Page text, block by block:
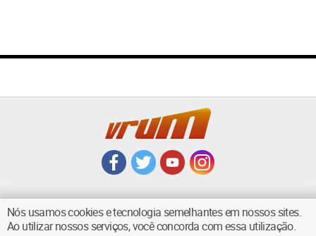
Nós usamos cookies e tecnologia semelhantes em nossos sites.
Ao utilizar nossos serviços, você concorda com essa utilização.